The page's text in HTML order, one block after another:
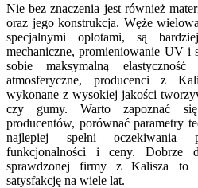
Nie bez znaczenia jest również
oraz jego konstrukcja. Węże
specjalnymi oplotami, są
mechaniczne, promieniowanie UV i
sobie maksymalną
atmosferyczne, producenci z
wykonane z wysokiej jakości
czy gumy. Warto zapoznać
producentów, porównać parametry
najlepiej spełni oczekiwania
funkcjonalności i ceny. Dobrze
sprawdzonej firmy z Kalisza to
satysfakcję na wiele lat.